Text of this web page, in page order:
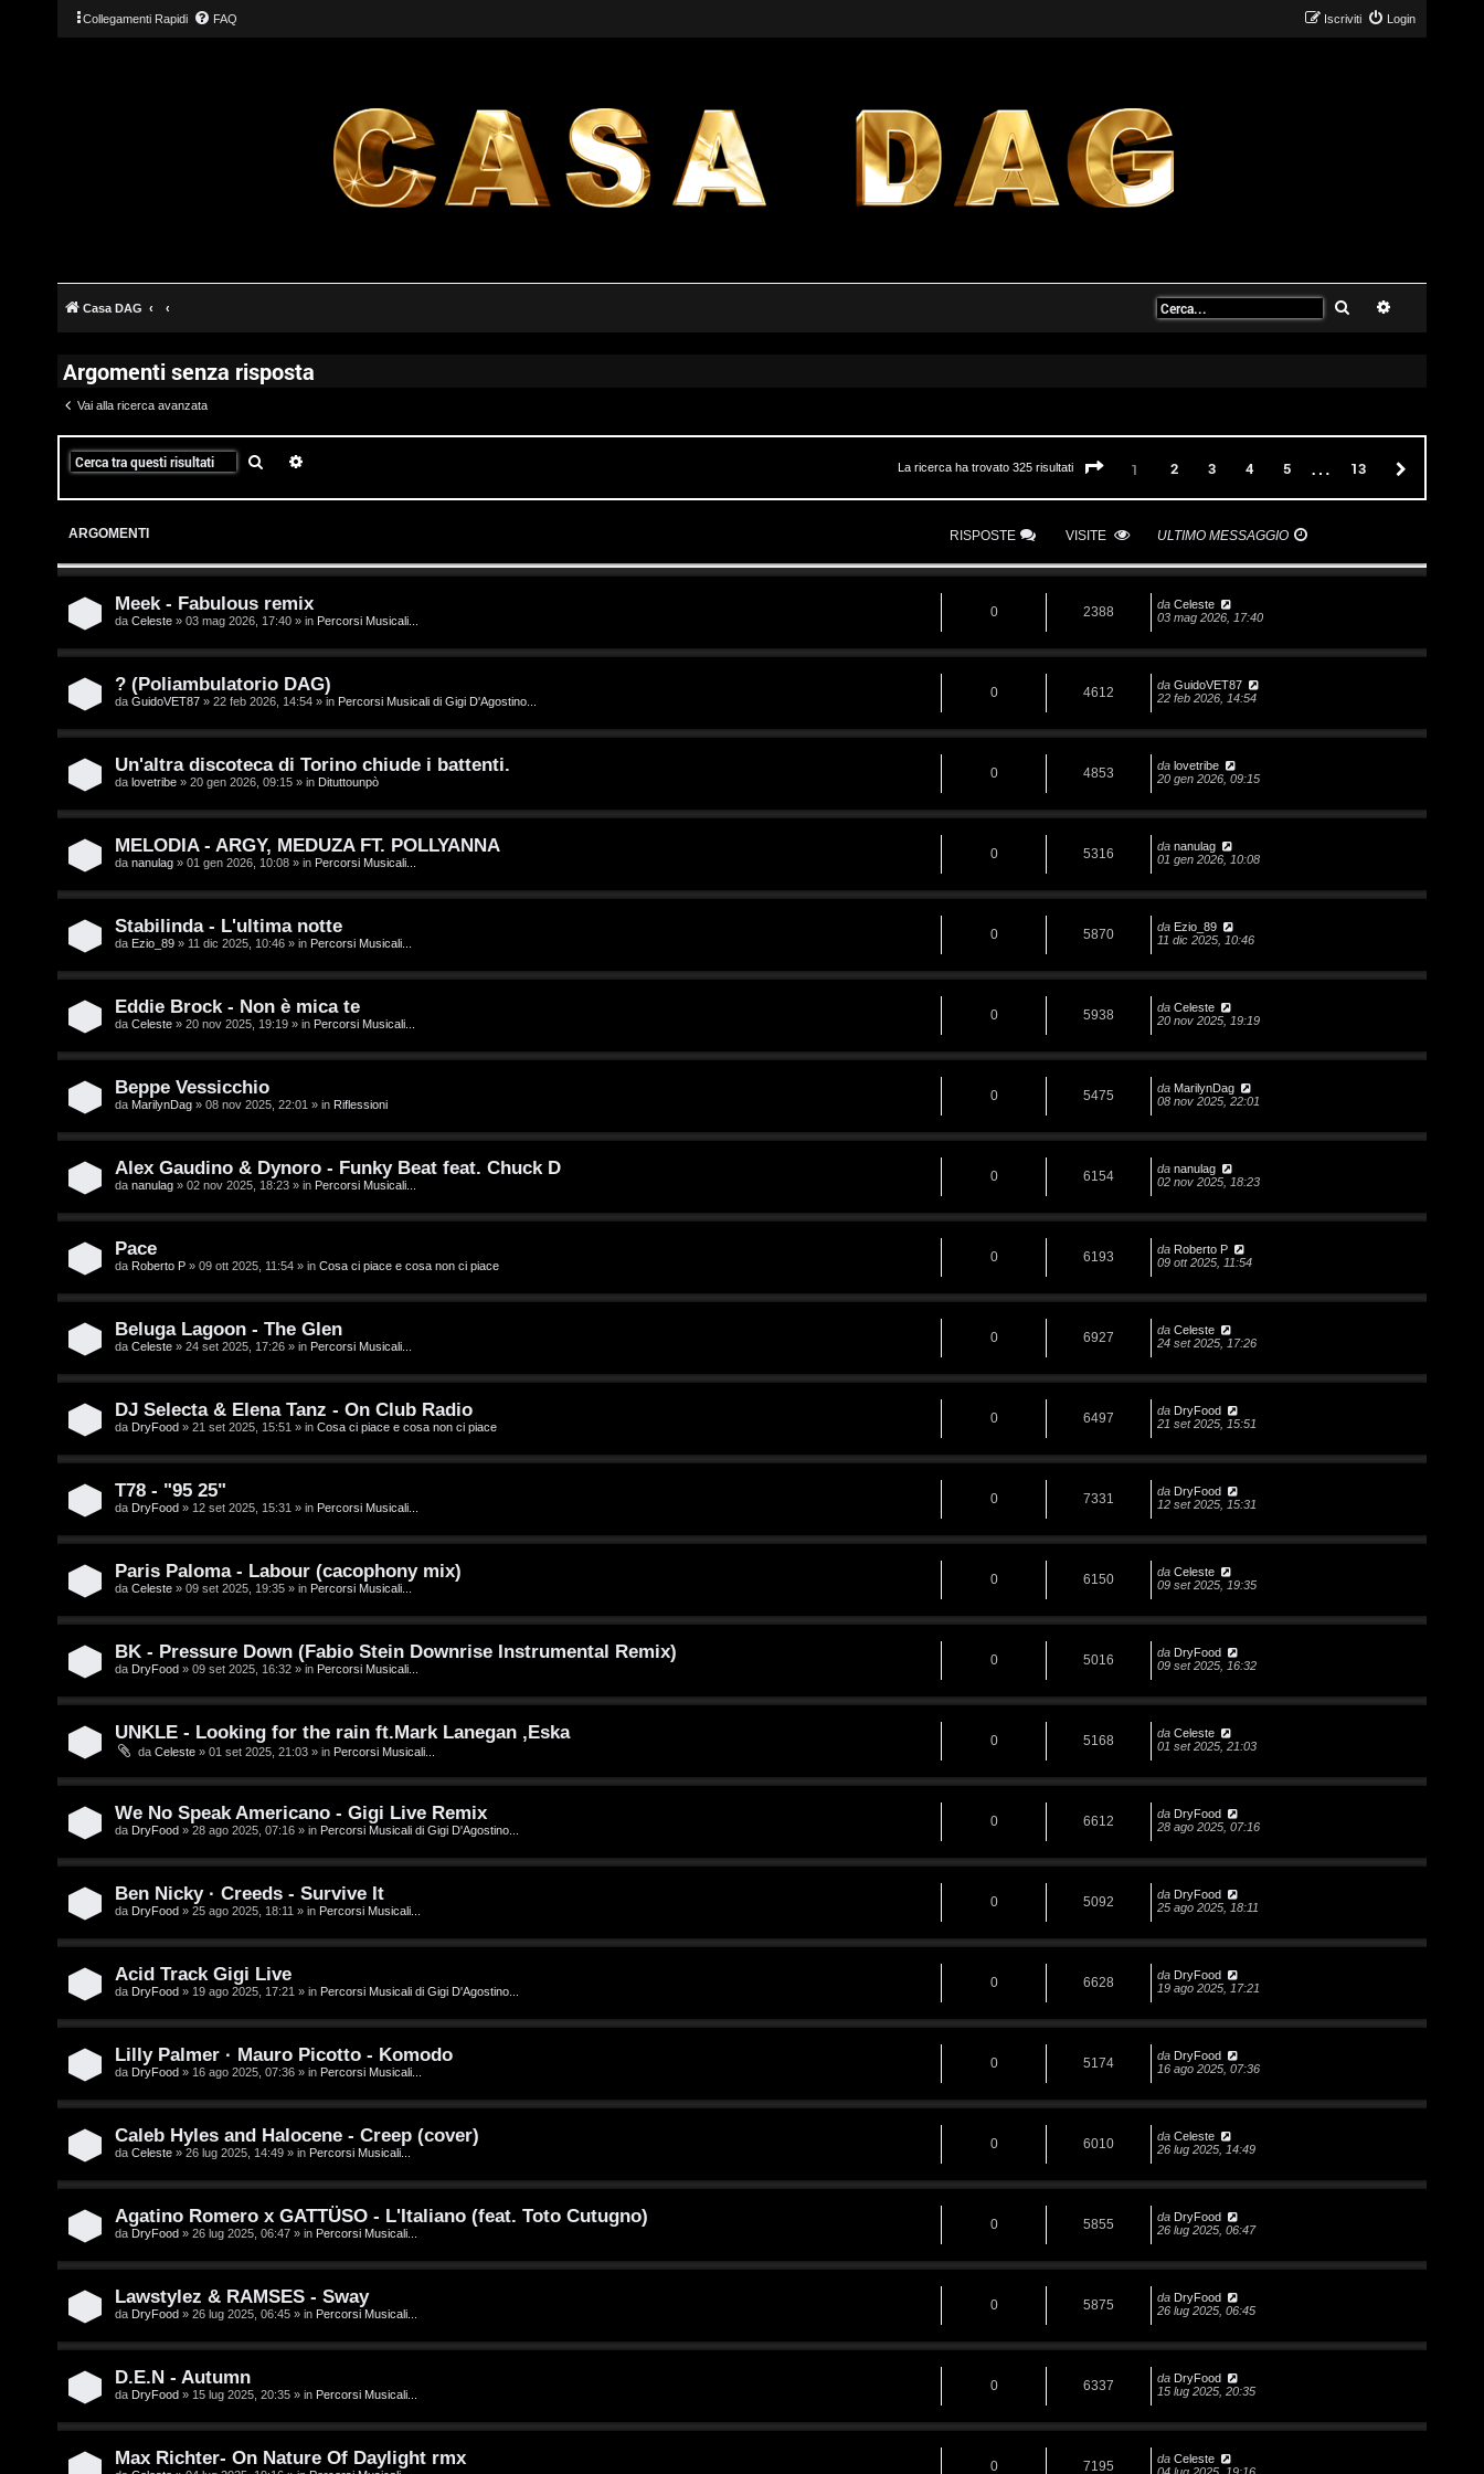
Collegamenti Rapidi FAQ Login
Iscriviti
Casa DAG Cerca
Argomenti senza risposta
Vai alla ricerca avanzata
Cerca La ricerca ha trovato 325 risultati Pagina di
1 2 3 4 5 … 13
ARGOMENTI RISPOSTE VISITE ULTIMO MESSAGGIO
Meek - Fabulous remix
da Celeste » 03 mag 2026, 17:40 » in Percorsi Musicali...
0 2388 da Celeste
03 mag 2026, 17:40
? (Poliambulatorio DAG)
da GuidoVET87 » 22 feb 2026, 14:54 » in Percorsi Musicali di Gigi D'Agostino...
0 4612 da GuidoVET87
22 feb 2026, 14:54
Un'altra discoteca di Torino chiude i battenti.
da lovetribe » 20 gen 2026, 09:15 » in Dituttounpò
0 4853 da lovetribe
20 gen 2026, 09:15
MELODIA - ARGY, MEDUZA FT. POLLYANNA
da nanulag » 01 gen 2026, 10:08 » in Percorsi Musicali...
0 5316 da nanulag
01 gen 2026, 10:08
Stabilinda - L'ultima notte
da Ezio_89 » 11 dic 2025, 10:46 » in Percorsi Musicali...
0 5870 da Ezio_89
11 dic 2025, 10:46
Eddie Brock - Non è mica te
da Celeste » 20 nov 2025, 19:19 » in Percorsi Musicali...
0 5938 da Celeste
20 nov 2025, 19:19
Beppe Vessicchio
da MarilynDag » 08 nov 2025, 22:01 » in Riflessioni
0 5475 da MarilynDag
08 nov 2025, 22:01
Alex Gaudino & Dynoro - Funky Beat feat. Chuck D
da nanulag » 02 nov 2025, 18:23 » in Percorsi Musicali...
0 6154 da nanulag
02 nov 2025, 18:23
Pace
da Roberto P » 09 ott 2025, 11:54 » in Cosa ci piace e cosa non ci piace
0 6193 da Roberto P
09 ott 2025, 11:54
Beluga Lagoon - The Glen
da Celeste » 24 set 2025, 17:26 » in Percorsi Musicali...
0 6927 da Celeste
24 set 2025, 17:26
DJ Selecta & Elena Tanz - On Club Radio
da DryFood » 21 set 2025, 15:51 » in Cosa ci piace e cosa non ci piace
0 6497 da DryFood
21 set 2025, 15:51
T78 - "95 25"
da DryFood » 12 set 2025, 15:31 » in Percorsi Musicali...
0 7331 da DryFood
12 set 2025, 15:31
Paris Paloma - Labour (cacophony mix)
da Celeste » 09 set 2025, 19:35 » in Percorsi Musicali...
0 6150 da Celeste
09 set 2025, 19:35
BK - Pressure Down (Fabio Stein Downrise Instrumental Remix)
da DryFood » 09 set 2025, 16:32 » in Percorsi Musicali...
0 5016 da DryFood
09 set 2025, 16:32
UNKLE - Looking for the rain ft.Mark Lanegan ,Eska
da Celeste » 01 set 2025, 21:03 » in Percorsi Musicali...
0 5168 da Celeste
01 set 2025, 21:03
We No Speak Americano - Gigi Live Remix
da DryFood » 28 ago 2025, 07:16 » in Percorsi Musicali di Gigi D'Agostino...
0 6612 da DryFood
28 ago 2025, 07:16
Ben Nicky · Creeds - Survive It
da DryFood » 25 ago 2025, 18:11 » in Percorsi Musicali...
0 5092 da DryFood
25 ago 2025, 18:11
Acid Track Gigi Live
da DryFood » 19 ago 2025, 17:21 » in Percorsi Musicali di Gigi D'Agostino...
0 6628 da DryFood
19 ago 2025, 17:21
Lilly Palmer · Mauro Picotto - Komodo
da DryFood » 16 ago 2025, 07:36 » in Percorsi Musicali...
0 5174 da DryFood
16 ago 2025, 07:36
Caleb Hyles and Halocene - Creep (cover)
da Celeste » 26 lug 2025, 14:49 » in Percorsi Musicali...
0 6010 da Celeste
26 lug 2025, 14:49
Agatino Romero x GATTÜSO - L'Italiano (feat. Toto Cutugno)
da DryFood » 26 lug 2025, 06:47 » in Percorsi Musicali...
0 5855 da DryFood
26 lug 2025, 06:47
Lawstylez & RAMSES - Sway
da DryFood » 26 lug 2025, 06:45 » in Percorsi Musicali...
0 5875 da DryFood
26 lug 2025, 06:45
D.E.N - Autumn
da DryFood » 15 lug 2025, 20:35 » in Percorsi Musicali...
0 6337 da DryFood
15 lug 2025, 20:35
Max Richter- On Nature Of Daylight rmx 0 7195 da Celeste